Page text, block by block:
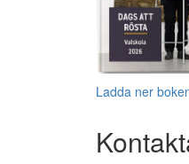
Ladda ner